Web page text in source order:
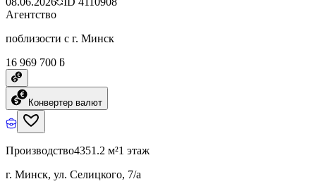
Агентство
поблизости с г. Минск
16 969 700 ƃ
Конвертер валют
Производство4351.2 м²1 этаж
г. Минск, ул. Селицкого, 7/а